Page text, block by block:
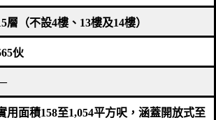
層（不設4樓、 13樓及14樓）
伙
用面積158至1,054平方呎，涵蓋開放式至